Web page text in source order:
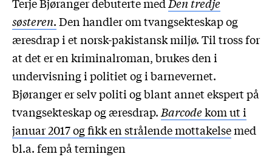
søsteren.Den handler om tvangsekteskap og
æresdrap i et norsk-pakistansk miljø. Til tross for
at det er en kriminalroman, brukes den i
undervisning i politiet og i barnevernet.
Bjøranger er selv politi og blant annet ekspert på
tvangsekteskap og æresdrap. Barcodekom ut i
januar 2017 og fikk en strålende mottakelsemed
bl.a. fem på terningen